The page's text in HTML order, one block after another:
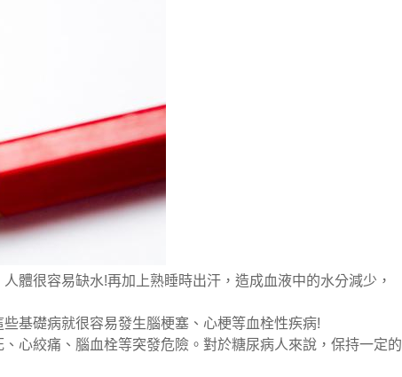
體很容易缺水!再加上熟睡時出汗，造成血液中的水分減少，
基礎病就很容易發生腦梗塞、心梗等血栓性疾病!
心絞痛、腦血栓等突發危險。對於糖尿病人來說，保持一定的